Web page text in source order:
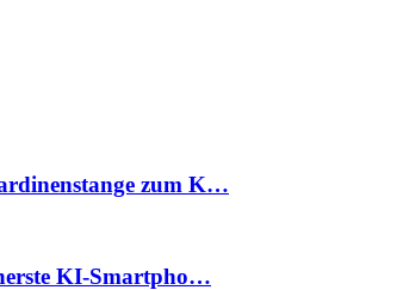
zum K…
KI-Smartpho…